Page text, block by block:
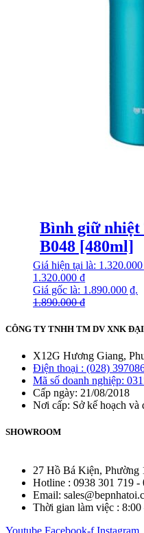
Bình giữ
B048 [480ml]
1.890.000₫
Giá gốc là: 1.890.000 ₫.
1.320.000 ₫
Giá hiện tại là: 1.320.000
CÔNG TY TNHH TM DV XNK
X12G Hương Giang,
Điện thoại : (028)
Mã số doanh nghiệp:
Cấp ngày: 21/08/2018
Nơi cấp: Sở kế hoạch
SHOWROOM
27 Hồ Bá Kiện, Phường
Hotline : 0938 301 719 -
Email:
Thời gian làm việc :
Youtube Facebook-f Instagram